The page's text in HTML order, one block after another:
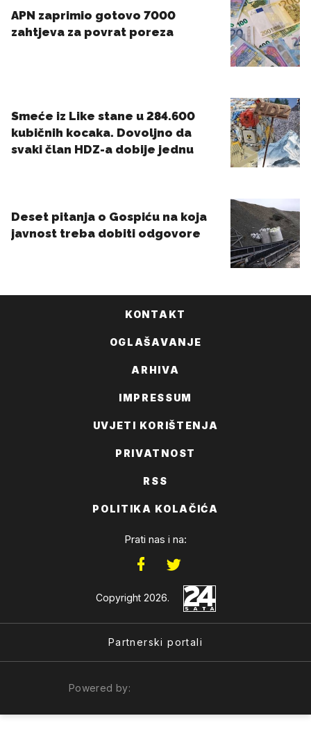
KONTAKT
OGLAŠAVANJE
ARHIVA
IMPRESSUM
UVJETI KORIŠTENJA
PRIVATNOST
RSS
POLITIKA KOLAČIĆA
Prati nas i na:
Copyright 2026.
Partnerski portali
Powered by: